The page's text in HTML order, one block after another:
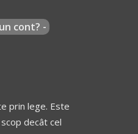
cont? -
prin lege. Este
decât cel